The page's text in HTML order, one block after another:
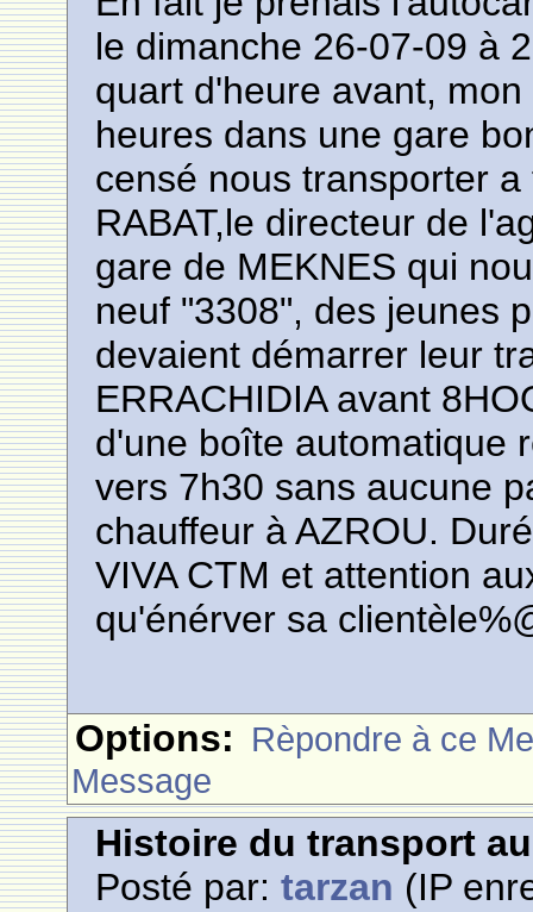
le dimanche 26-07-09 à
quart d'heure avant,
heures dans une gare
censé nous transporter
RABAT,le directeur de
gare de MEKNES qui
neuf "3308", des jeunes
devaient démarrer leur
ERRACHIDIA avant
d'une boîte automatique
vers 7h30 sans aucune
chauffeur à AZROU.
VIVA CTM et attention
qu'énérver sa
Options: Rèpondre à ce
Message
Histoire du transport
Posté par:tarzan (IP